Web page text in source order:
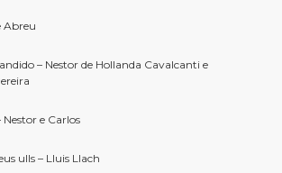
Abreu
– Nestor de Hollanda Cavalcanti e
e Carlos
ulls – Lluis Llach